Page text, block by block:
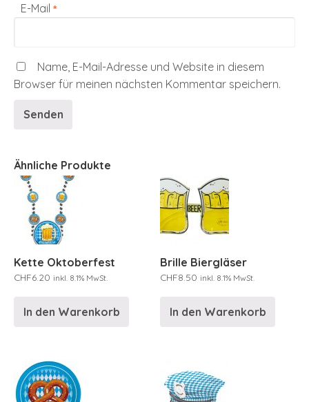
E-Mail *
Name, E-Mail-Adresse und Website in diesem
Browser für meinen nächsten Kommentar speichern.
Ähnliche Produkte
Kette Oktoberfest
CHF6.20 inkl. 8.1% MwSt.
In den Warenkorb
Brille Biergläser
CHF8.50 inkl. 8.1% MwSt.
In den Warenkorb